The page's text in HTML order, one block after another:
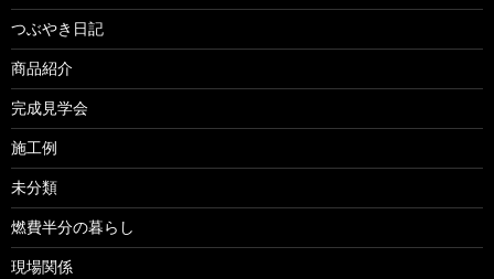
つぶやき日記
商品紹介
完成見学会
施工例
未分類
燃費半分の暮らし
現場関係